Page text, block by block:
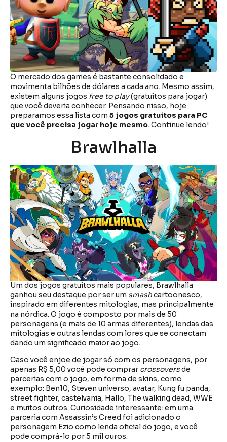
O mercado dos games é bastante consolidado e
movimenta bilhões de dólares a cada ano. Mesmo assim,
existem alguns jogos free to play(gratuitos para jogar)
que você deveria conhecer. Pensando nisso, hoje
preparamos essa lista com 5 jogos gratuitos para PC
que você precisa jogar hoje mesmo. Continue lendo!
Brawlhalla
Um dos jogos gratuitos mais populares, Brawlhalla
ganhou seu destaque por ser um smashcartoonesco,
inspirado em diferentes mitologias, mas principalmente
na nórdica. O jogo é composto por mais de 50
personagens (e mais de 10 armas diferentes), lendas das
mitologias e outras lendas com lores que se conectam
dando um significado maior ao jogo.
Caso você enjoe de jogar só com os personagens, por
apenas R$ 5,00 você pode comprar crossoversde
parcerias com o jogo, em forma de skins, como
exemplo: Ben10, Steven universo, avatar, Kung fu panda,
street fighter, castelvania, Hallo, The walking dead, WWE
e muitos outros. Curiosidade interessante: em uma
parceria com Assassin’s Creed foi adicionado o
personagem Ezio como lenda oficial do jogo, e você
pode comprá-lo por 5 mil ouros.